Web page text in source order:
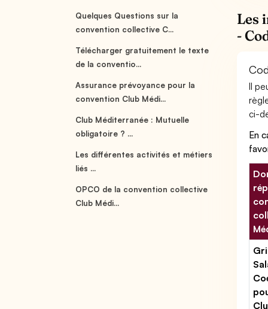
Quelques Questions sur la
convention collective C...
Télécharger gratuitement le texte
de la conventio...
Assurance prévoyance pour la
convention Club Médi...
Club Méditerranée : Mutuelle
obligatoire ? ...
Les différentes activités et métiers
liés ...
OPCO de la convention collective
Club Médi...
Les
-
Il
ci-
En